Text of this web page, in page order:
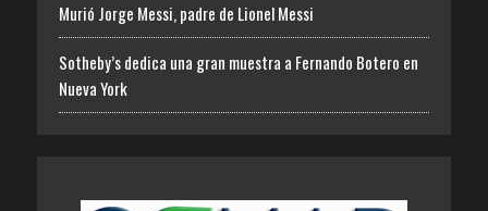
Murió Jorge Messi, padre de Lionel Messi
Sotheby’s dedica una gran muestra a Fernando Botero en
Nueva York